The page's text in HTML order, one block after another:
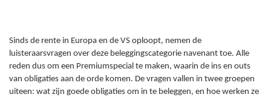
Sinds de rente in Europa en de VS oploopt, nemen de
luisteraarsvragen over deze beleggingscategorie navenant toe. Alle
reden dus om een Premiumspecial te maken, waarin de ins en outs
van obligaties aan de orde komen. De vragen vallen in twee groepen
uiteen: wat zijn goede obligaties om in te beleggen, en hoe werken ze